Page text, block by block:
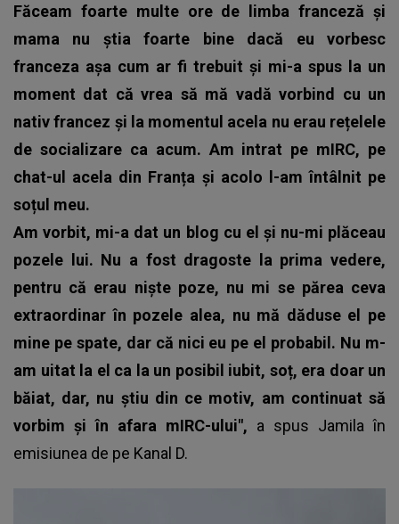
Făceam foarte multe ore de limba franceză și
mama nu știa foarte bine dacă eu vorbesc
franceza așa cum ar fi trebuit și mi-a spus la un
moment dat că vrea să mă vadă vorbind cu un
nativ francez și la momentul acela nu erau rețelele
de socializare ca acum. Am intrat pe mIRC, pe
chat-ul acela din Franța și acolo l-am întâlnit pe
soțul meu.
Am vorbit, mi-a dat un blog cu el și nu-mi plăceau
pozele lui. Nu a fost dragoste la prima vedere,
pentru că erau niște poze, nu mi se părea ceva
extraordinar în pozele alea, nu mă dăduse el pe
mine pe spate, dar că nici eu pe el probabil. Nu m-
am uitat la el ca la un posibil iubit, soț, era doar un
băiat, dar, nu știu din ce motiv, am continuat să
vorbim și în afara mIRC-ului", a spus Jamila în
emisiunea de pe Kanal D.